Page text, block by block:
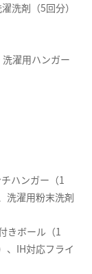
洗剤（5回分）
濯用ハンガー
ハンガー（1
洗濯用粉末洗剤
きボール（1
、IH対応フライ